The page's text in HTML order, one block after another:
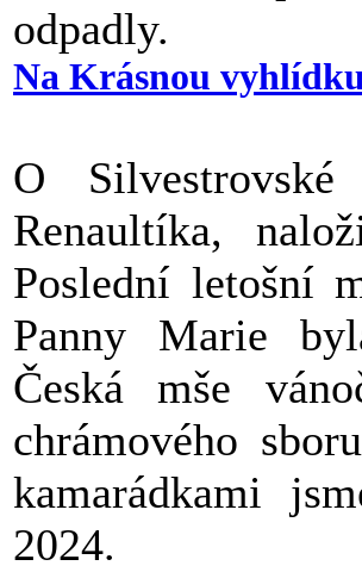
odpadly.
Na Krásnou
O
Renaultíka,
Poslední letošní
Panny Marie
Česká mše
chrámového
kamarádkami
2024.